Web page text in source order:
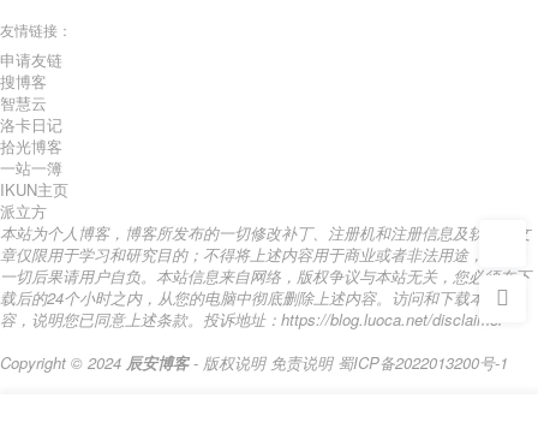
友情链接：
申请友链
搜博客
智慧云
洛卡日记
拾光博客
一站一簿
IKUN主页
派立方
本站为个人博客，博客所发布的一切修改补丁、注册机和注册信息及软件的文
章仅限用于学习和研究目的；不得将上述内容用于商业或者非法用途，否则，
一切后果请用户自负。本站信息来自网络，版权争议与本站无关，您必须在下
载后的24个小时之内，从您的电脑中彻底删除上述内容。访问和下载本站内
容，说明您已同意上述条款。投诉地址：https://blog.luoca.net/disclaimer
Copyright © 2024 辰安博客 - 版权说明 免责说明 蜀ICP备2022013200号-1